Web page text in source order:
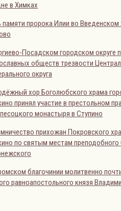
в Химках
пророка Илии во Введенском
Посадском городском округе
обществ трезвости
округа
хор Боголюбского храма
принял участие в престольном
монастыря в Ступино
прихожан Покровского
по святым местам преподобного
благочинии молитвенно
равноапостольного князя